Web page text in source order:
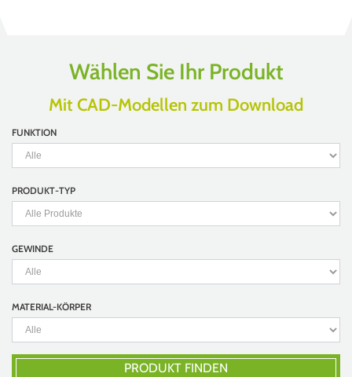
Wählen Sie Ihr Produkt
Mit CAD-Modellen zum Download
FUNKTION
PRODUKT-TYP
GEWINDE
MATERIAL-KÖRPER
PRODUKT FINDEN